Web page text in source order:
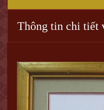
Thông tin chi tiết